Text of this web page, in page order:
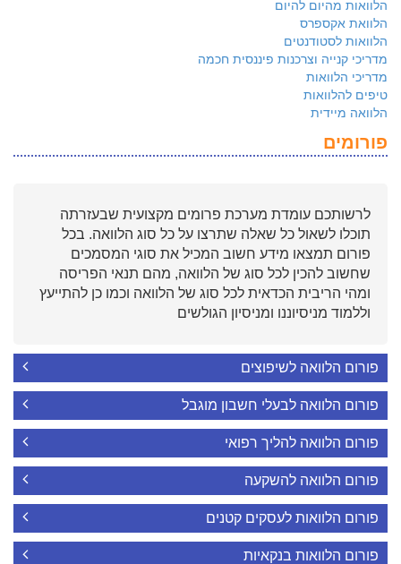
הלוואות מהיום להיום
הלוואת אקספרס
הלוואות לסטודנטים
מדריכי קנייה וצרכנות פיננסית חכמה
מדריכי הלוואות
טיפים להלוואות
הלוואה מיידית
פורומים
לרשותכם עומדת מערכת פרומים מקצועית שבעזרתה
תוכלו לשאול כל שאלה שתרצו על כל סוג הלוואה. בכל
פורום תמצאו מידע חשוב המכיל את סוגי המסמכים
שחשוב להכין לכל סוג של הלוואה, מהם תנאי הפריסה
ומהי הריבית הכדאית לכל סוג של הלוואה וכמו כן להתייעץ
וללמוד מניסיוננו ומניסיון הגולשים
פורום הלוואה לשיפוצים
פורום הלוואה לבעלי חשבון מוגבל
פורום הלוואה להליך רפואי
פורום הלוואה להשקעה
פורום הלוואות לעסקים קטנים
פורום הלוואות בנקאיות